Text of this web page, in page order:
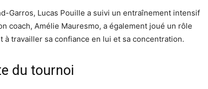
Garros, Lucas Pouille a suivi un entraînement intensif
coach, Amélie Mauresmo, a également joué un rôle
à travailler sa confiance en lui et sa concentration.
du tournoi